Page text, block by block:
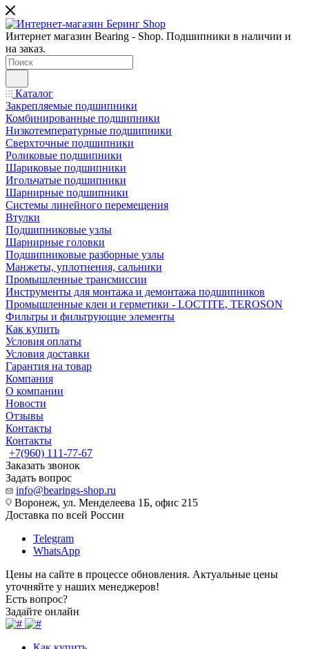
Интернет магазин Bearing - Shop. Подшипники в наличии и
на заказ.
Каталог
Закрепляемые подшипники
Комбинированные подшипники
Низкотемпературные подшипники
Сверхточные подшипники
Роликовые подшипники
Шариковые подшипники
Игольчатые подшипники
Шарнирные подшипники
Системы линейного перемещения
Втулки
Подшипниковые узлы
Шарнирные головки
Подшипниковые разборные узлы
Манжеты, уплотнения, сальники
Промышленные трансмиссии
Инструменты для монтажа и демонтажа подшипников
Промышленные клеи и герметики - LOCTITE, TEROSON
Фильтры и фильтрующие элементы
Как купить
Условия оплаты
Условия доставки
Гарантия на товар
Компания
О компании
Новости
Отзывы
Контакты
Контакты
+7(960) 111-77-67
Заказать звонок
Задать вопрос
info@bearings-shop.ru
Воронеж, ул. Менделеева 1Б, офис 215
Доставка по всей России
Telegram
WhatsApp
Цены на сайте в процессе обновления. Актуальные цены
уточняйте у наших менеджеров!
Есть вопрос?
Задайте онлайн